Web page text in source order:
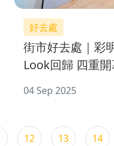
好去處
街市好去處｜彩
Look回歸 四重開幕獎賞 消費抽獎送禮品
04 Sep 2025
12 13 14